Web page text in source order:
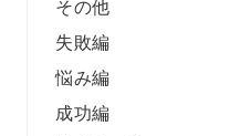
その他
失敗編
悩み編
成功編